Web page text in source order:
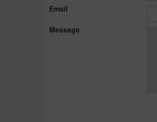
Email
Message